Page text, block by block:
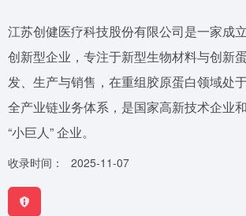
江苏创健医疗科技股份有限公司是一家成
创新型企业，专注于新型生物材料与创新
发、生产与销售，在重组胶原蛋白领域处
全产业链业务体系，是国家高新技术企业
“小巨人” 企业。
收录时间： 2025-11-07